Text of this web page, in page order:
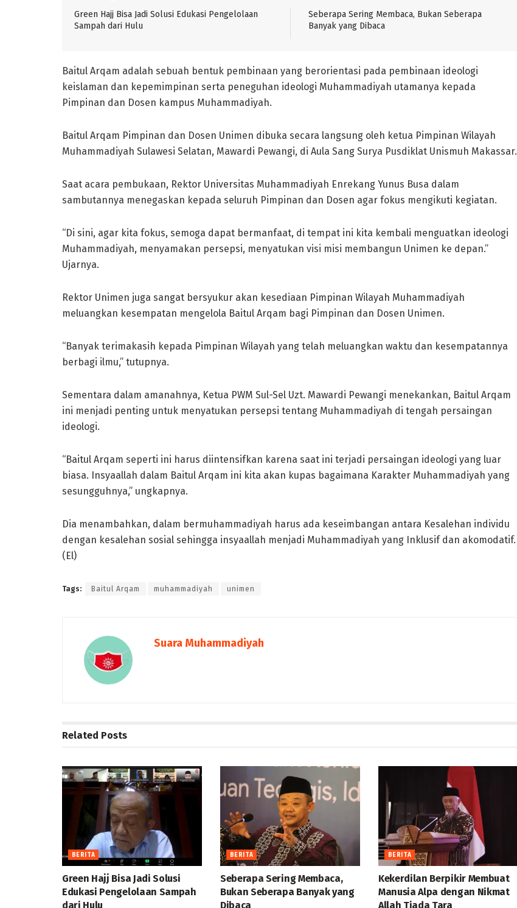
Green Hajj Bisa Jadi Solusi Edukasi Pengelolaan
Sampah dari Hulu
Seberapa Sering Membaca, Bukan Seberapa
Banyak yang Dibaca
Baitul Arqam adalah sebuah bentuk pembinaan yang berorientasi pada pembinaan ideologi
keislaman dan kepemimpinan serta peneguhan ideologi Muhammadiyah utamanya kepada
Pimpinan dan Dosen kampus Muhammadiyah.
Baitul Arqam Pimpinan dan Dosen Unimen dibuka secara langsung oleh ketua Pimpinan Wilayah
Muhammadiyah Sulawesi Selatan, Mawardi Pewangi, di Aula Sang Surya Pusdiklat Unismuh Makassar.
Saat acara pembukaan, Rektor Universitas Muhammadiyah Enrekang Yunus Busa dalam
sambutannya menegaskan kepada seluruh Pimpinan dan Dosen agar fokus mengikuti kegiatan.
“Di sini, agar kita fokus, semoga dapat bermanfaat, di tempat ini kita kembali menguatkan ideologi
Muhammadiyah, menyamakan persepsi, menyatukan visi misi membangun Unimen ke depan.”
Ujarnya.
Rektor Unimen juga sangat bersyukur akan kesediaan Pimpinan Wilayah Muhammadiyah
meluangkan kesempatan mengelola Baitul Arqam bagi Pimpinan dan Dosen Unimen.
“Banyak terimakasih kepada Pimpinan Wilayah yang telah meluangkan waktu dan kesempatannya
berbagi ilmu,” tutupnya.
Sementara dalam amanahnya, Ketua PWM Sul-Sel Uzt. Mawardi Pewangi menekankan, Baitul Arqam
ini menjadi penting untuk menyatukan persepsi tentang Muhammadiyah di tengah persaingan
ideologi.
“Baitul Arqam seperti ini harus diintensifkan karena saat ini terjadi persaingan ideologi yang luar
biasa. Insyaallah dalam Baitul Arqam ini kita akan kupas bagaimana Karakter Muhammadiyah yang
sesungguhnya,” ungkapnya.
Dia menambahkan, dalam bermuhammadiyah harus ada keseimbangan antara Kesalehan individu
dengan kesalehan sosial sehingga insyaallah menjadi Muhammadiyah yang Inklusif dan akomodatif.
(El)
Tags: Baitul Arqam muhammadiyah unimen
Suara Muhammadiyah
Related Posts
BERITA
Green Hajj Bisa Jadi Solusi
Edukasi Pengelolaan Sampah
dari Hulu
BERITA
Seberapa Sering Membaca,
Bukan Seberapa Banyak yang
Dibaca
BERITA
Kekerdilan Berpikir Membuat
Manusia Alpa dengan Nikmat
Allah Tiada Tara